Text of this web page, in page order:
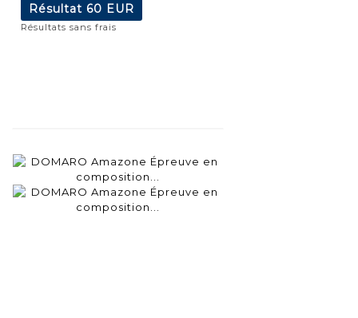
Résultat 60 EUR
Résultats sans frais